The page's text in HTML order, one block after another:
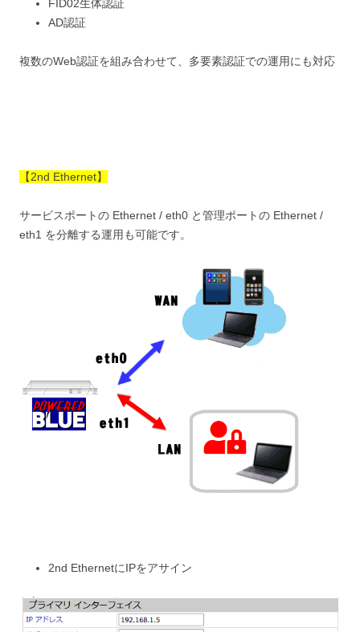
FID02生体認証
AD認証
複数のWeb認証を組み合わせて、多要素認証での運用にも対応
【2nd Ethernet】
サービスポートの Ethernet / eth0 と管理ポートの Ethernet /
eth1 を分離する運用も可能です。
2nd EthernetにIPをアサイン